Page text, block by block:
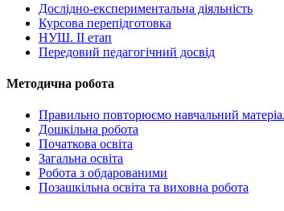
Дослідно-експериментальна діяльність
Курсова перепідготовка
НУШ. ІІ етап
Передовий педагогічний досвід
Методична робота
Правильно повторюємо навчальний
Дошкільна робота
Початкова освіта
Загальна освіта
Робота з обдарованими
Позашкільна освіта та виховна робота